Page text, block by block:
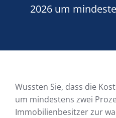
2026 um
Wussten Sie, dass die
um mindestens zwei
Immobilienbesitzer zur